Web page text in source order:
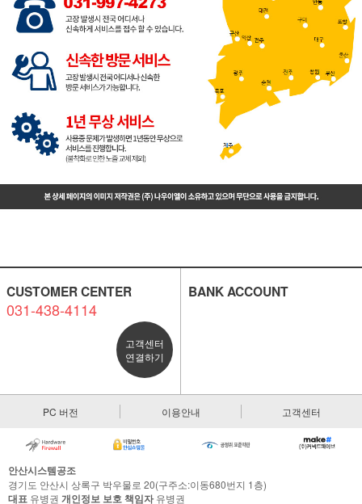
CUSTOMER CENTER
031-438-4114
고객센터
연결하기
BANK ACCOUNT
PC 버전 이용안내 고객센터
안산시스템공조
경기도 안산시 상록구 박우물로 20(구주소:이동680번지 1층)
대표 유병권 개인정보 보호 책임자유병권